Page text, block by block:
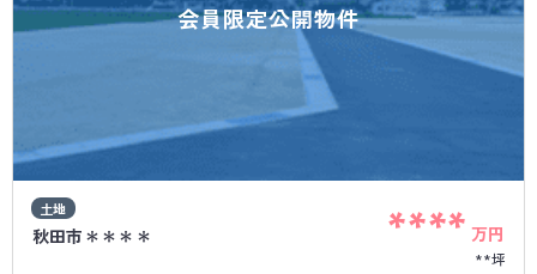
会員限定公開物件
土地
秋田市＊＊＊＊ **** 万円
**坪